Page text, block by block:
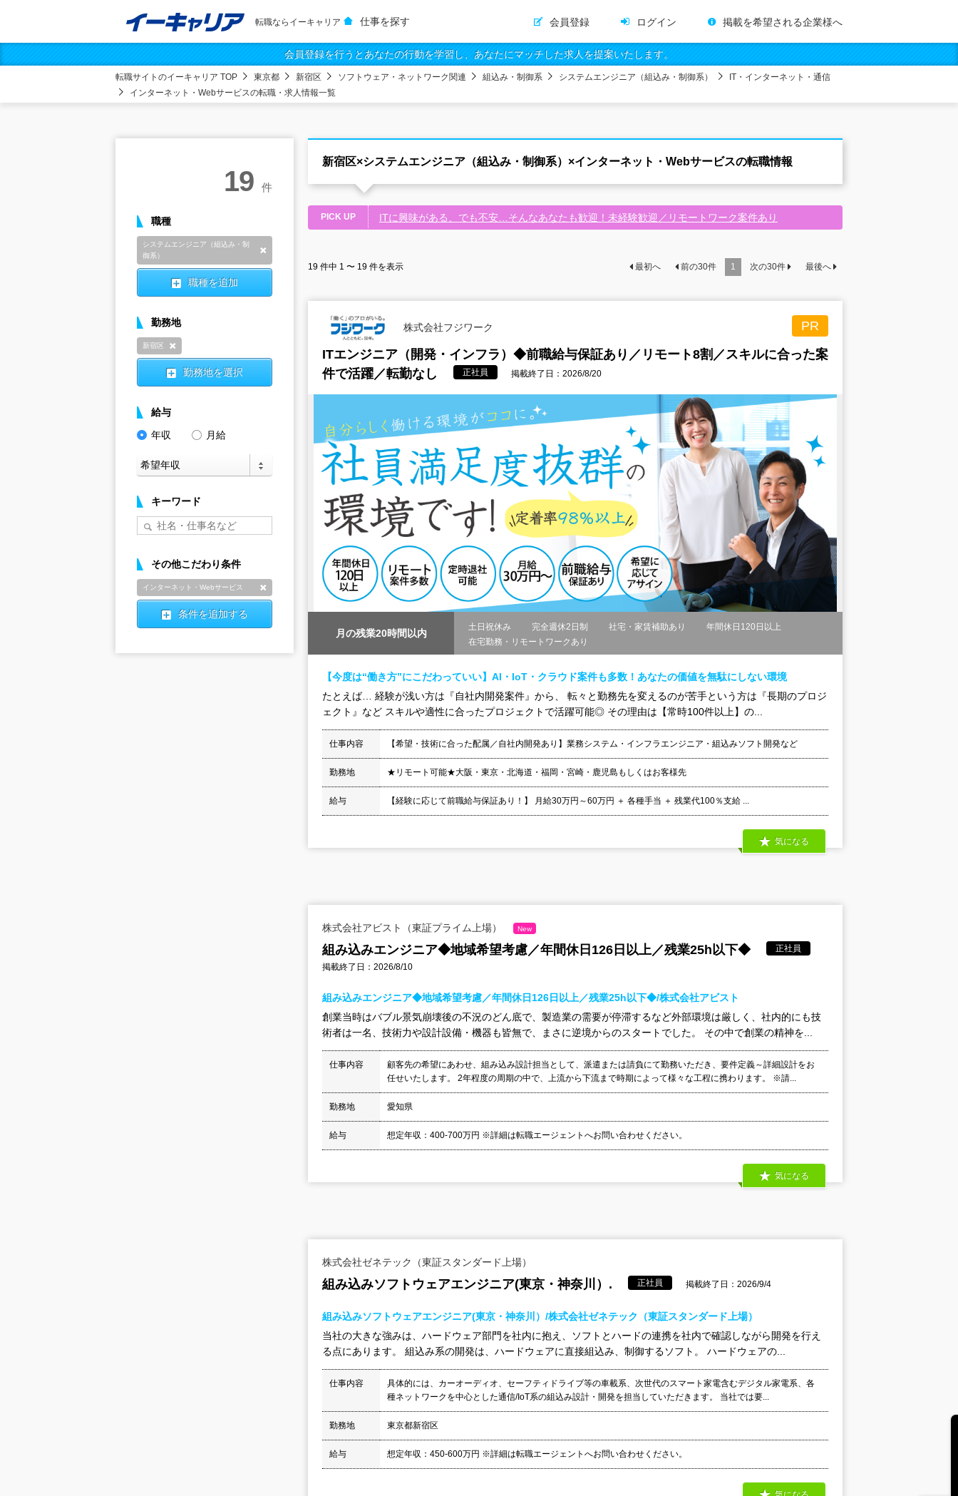
転職ならイーキャリア 仕事を探す 会員登録 ログイン 掲載を希望される企業様へ
会員登録を行うとあなたの行動を学習し、あなたにマッチした求人を提案いたします。
転職サイトのイーキャリア TOP 東京都 新宿区 ソフトウェア・ネットワーク関連 組込み・制御系 システムエンジニア（組込み・制御系）
IT・インターネット・通信
インターネット・Webサービスの転職・求人情報一覧
新宿区×システムエンジニア（組込み・制御系）×インターネット・Webサービスの転職情報
PICK UP ITに興味がある、でも不安…そんなあなたも歓迎！未経験歓迎／リモートワーク案件あり
19 件中 1 〜 19 件を表示 最初へ 前の30件 1 次の30件 最後へ
株式会社フジワーク
PR
ITエンジニア（開発・インフラ）◆前職給与保証あり／リモート8割／スキルに合った案
件で活躍／転勤なし
正社員 掲載終了日：2026/8/20
月の残業20時間以内
土日祝休み 完全週休2日制 社宅・家賃補助あり
年間休日120日以上
在宅勤務・リモートワークあり
【今度は“働き方”にこだわっていい】AI・IoT・クラウド案件も多数！あなたの価値を無駄にしない環境
たとえば… 経験が浅い方は『自社内開発案件』から、 転々と勤務先を変えるのが苦手という方は『長期のプロジ
ェクト』など スキルや適性に合ったプロジェクトで活躍可能◎ その理由は【常時100件以上】の...
仕事内容 【希望・技術に合った配属／自社内開発あり】業務システム・インフラエンジニア・組込みソフト開発など
勤務地 ★リモート可能★大阪・東京・北海道・福岡・宮崎・鹿児島もしくはお客様先
給与 【経験に応じて前職給与保証あり！】 月給30万円～60万円 ＋ 各種手当 ＋ 残業代100％支給 ...
気になる
株式会社アビスト（東証プライム上場） New
組み込みエンジニア◆地域希望考慮／年間休日126日以上／残業25h以下◆
正社員
掲載終了日：2026/8/10
組み込みエンジニア◆地域希望考慮／年間休日126日以上／残業25h以下◆/株式会社アビスト
創業当時はバブル景気崩壊後の不況のどん底で、製造業の需要が停滞するなど外部環境は厳しく、社内的にも技
術者は一名、技術力や設計設備・機器も皆無で、まさに逆境からのスタートでした。 その中で創業の精神を...
仕事内容
顧客先の希望にあわせ、組み込み設計担当として、派遣または請負にて勤務いただき、要件定義～詳細設計をお
任せいたします。 2年程度の周期の中で、上流から下流まで時期によって様々な工程に携わります。 ※請...
勤務地 愛知県
給与 想定年収：400-700万円 ※詳細は転職エージェントへお問い合わせください。
気になる
株式会社ゼネテック（東証スタンダード上場）
組み込みソフトウェアエンジニア(東京・神奈川）. 正社員 掲載終了日：2026/9/4
組み込みソフトウェアエンジニア(東京・神奈川）/株式会社ゼネテック（東証スタンダード上場）
当社の大きな強みは、ハードウェア部門を社内に抱え、ソフトとハードの連携を社内で確認しながら開発を行え
る点にあります。 組込み系の開発は、ハードウェアに直接組込み、制御するソフト。 ハードウェアの...
仕事内容
具体的には、カーオーディオ、セーフティドライブ等の車載系、次世代のスマート家電含むデジタル家電系、各
種ネットワークを中心とした通信/IoT系の組込み設計・開発を担当していただきます。 当社では要...
勤務地 東京都新宿区
給与 想定年収：450-600万円 ※詳細は転職エージェントへお問い合わせください。
19 件
職種
システムエンジニア（組込み・制
御系）
職種を追加
勤務地
新宿区
勤務地を選択
給与
年収
月給
キーワード
その他こだわり条件
インターネット・Webサービス
条件を追加する